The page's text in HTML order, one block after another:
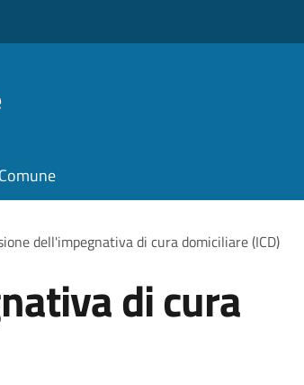
dell'impegnativa di cura domiciliare (ICD)
di cura